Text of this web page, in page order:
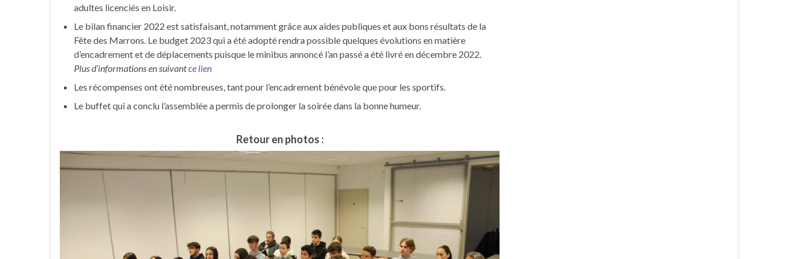
adultes licenciés en Loisir.
Le bilan financier 2022 est satisfaisant, notamment grâce aux aides publiques et aux bons résultats de la
Fête des Marrons. Le budget 2023 qui a été adopté rendra possible quelques évolutions en matière
d’encadrement et de déplacements puisque le minibus annoncé l’an passé a été livré en décembre 2022.
Plus d’informations en suivantce lien
Les récompenses ont été nombreuses, tant pour l’encadrement bénévole que pour les sportifs.
Le buffet qui a conclu l’assemblée a permis de prolonger la soirée dans la bonne humeur.
Retour en photos :